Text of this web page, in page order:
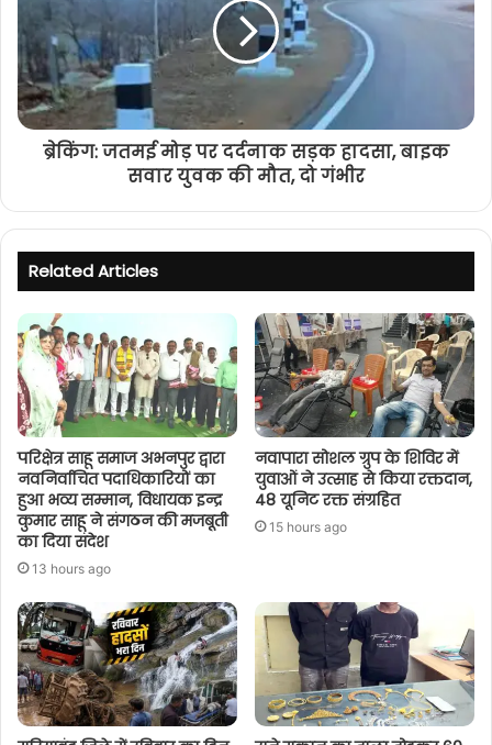
ब्रेकिंग: जतमई मोड़ पर दर्दनाक सड़क हादसा, बाइक
सवार युवक की मौत, दो गंभीर
Related Articles
परिक्षेत्र साहू समाज अभनपुर द्वारा
नवनिर्वाचित पदाधिकारियों का
हुआ भव्य सम्मान, विधायक इन्द्र
कुमार साहू ने संगठन की मजबूती
का दिया संदेश
13 hours ago
नवापारा सोशल ग्रुप के शिविर में
युवाओं ने उत्साह से किया रक्तदान,
48 यूनिट रक्त संग्रहित
15 hours ago